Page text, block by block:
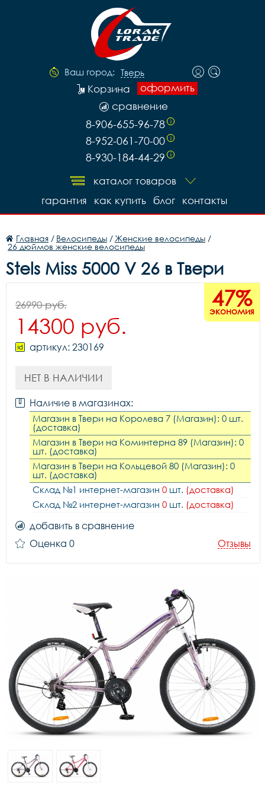
Ваш город: Тверь
оформить
Корзина
сравнение
8-906-655-96-78 i
8-952-061-70-00 i
8-930-184-44-29 i
каталог товаров
контакты
блог
как купить
гарантия
Главная / Велосипеды / Женские велосипеды /
26 дюймов женские велосипеды
Stels Miss 5000 V 26 в Твери
47%
экономия
26990 руб.
14300 руб.
артикул: 230169
НЕТ В НАЛИЧИИ
Наличие в магазинах:
Магазин в Твери на Королева 7 (Магазин): 0 шт.
(доставка)
Магазин в Твери на Коминтерна 89 (Магазин): 0
шт. (доставка)
Магазин в Твери на Кольцевой 80 (Магазин): 0
шт. (доставка)
Склад №1 интернет-магазин 0 шт. (доставка)
Склад №2 интернет-магазин 0 шт. (доставка)
добавить в сравнение
Оценка 0
Отзывы